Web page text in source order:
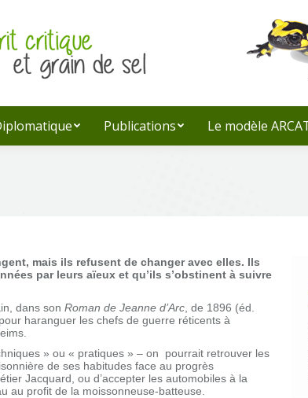
Publications Le modèle
mais ils refusent de changer avec elles. Ils
par leurs aïeux et qu’ils s’obstinent à suivre
dans son Roman de Jeanne d’Arc , de 1896 (éd.
haranguer les chefs de guerre réticents à
» ou « pratiques » – on pourrait retrouver les
de ses habitudes face au progrès
Jacquard, ou d’accepter les automobiles à la
au profit de la moissonneuse-batteuse.